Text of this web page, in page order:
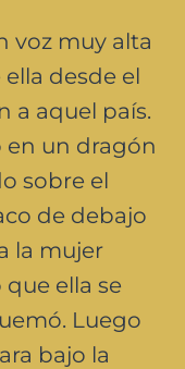
voz muy alta
desde el
a aquel país.
en un dragón
sobre el
de debajo
la mujer
ella se
Luego
bajo la